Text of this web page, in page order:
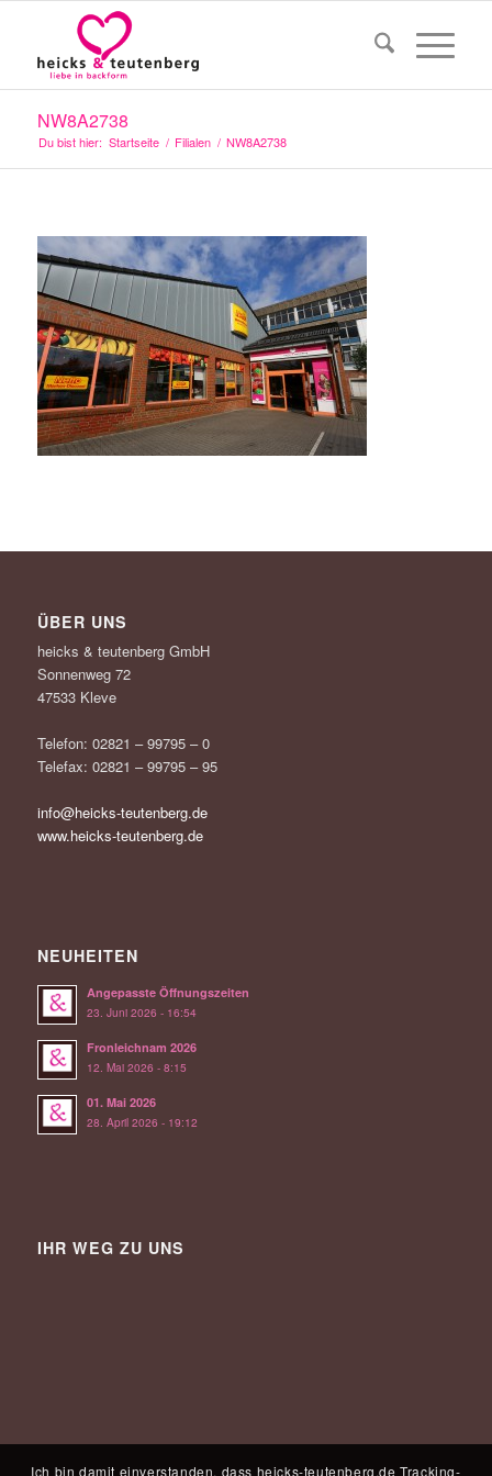
NW8A2738
Du bist hier: Startseite / Filialen / NW8A2738
ÜBER UNS
heicks & teutenberg GmbH
Sonnenweg 72
47533 Kleve
Telefon: 02821 – 99795 – 0
Telefax: 02821 – 99795 – 95
info@heicks-teutenberg.de
www.heicks-teutenberg.de
NEUHEITEN
Angepasste Öffnungszeiten
23. Juni 2026 - 16:54
Fronleichnam 2026
12. Mai 2026 - 8:15
01. Mai 2026
28. April 2026 - 19:12
IHR WEG ZU UNS
Ich bin damit einverstanden, dass heicks-teutenberg.de Tracking-